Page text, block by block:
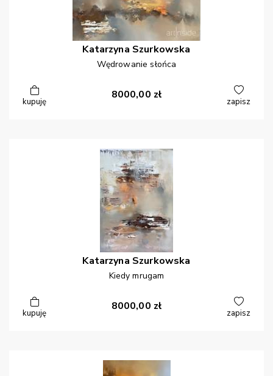
Katarzyna Szurkowska
Wędrowanie słońca
kupuję
8000,00 zł
zapisz
Katarzyna Szurkowska
Kiedy mrugam
kupuję
8000,00 zł
zapisz